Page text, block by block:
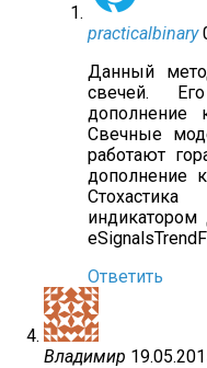
practicalbinary
Данный
свечей.
дополнение
Свечные
работают
дополнение
индикатором
Ответить
Владимир